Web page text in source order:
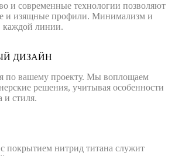
и современные технологии позволяют
и изящные профили. Минимализм и
каждой линии.
ДИЗАЙН
по вашему проекту. Мы воплощаем
решения, учитывая особенности
и стиля.
покрытием нитрид титана служит